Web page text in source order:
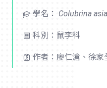
學名： Colubrina
科別：鼠李科
作者：廖仁滄、徐家